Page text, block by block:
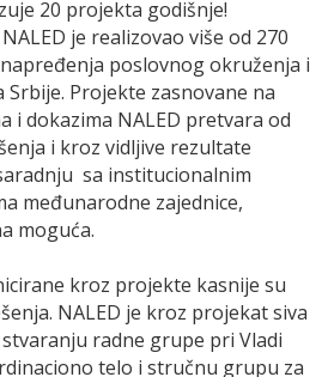
20 projekta godišnje!
je realizovao više od 270
poslovnog okruženja i
Projekte zasnovane na
i dokazima NALED pretvara od
i kroz vidljive rezultate
sa institucionalnim
međunarodne zajednice,
moguća.
kroz projekte kasnije su
NALED je kroz projekat siva
radne grupe pri Vladi
telo i stručnu grupu za